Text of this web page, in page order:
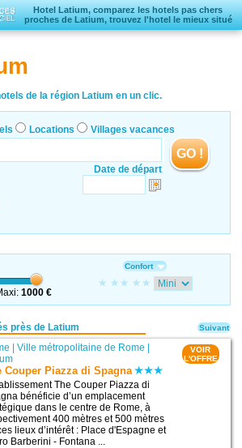
Hotel Latium, comparez les hotels pas chers
proches de Latium, trouvez l'hotel le mieux situé
Locations vacances
Villages vacances
de la région Latium en un clic.
Locations Villages vacances
Date de départ
GO !
1000 €
Confort
près de Latium
|Ville métropolitaine de Rome |
Couper Piazza di Spagna
The Couper Piazza di
bénéficie d’un emplacement
dans le centre de Rome, à
400 mètres et 500 mètres
lieux d’intérêt : Place d'Espagne et
Barberini - Fontana ...
VOIR
L'OFFRE
Suivant